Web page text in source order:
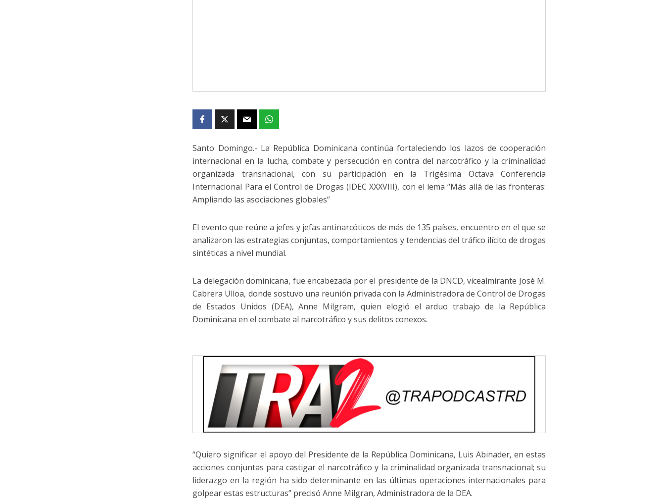
Santo Domingo.- La República Dominicana continúa fortaleciendo los lazos de cooperación
internacional en la lucha, combate y persecución en contra del narcotráfico y la criminalidad
organizada transnacional, con su participación en la Trigésima Octava Conferencia
Internacional Para el Control de Drogas (IDEC XXXVIII), con el lema “Más allá de las fronteras:
Ampliando las asociaciones globales”
El evento que reúne a jefes y jefas antinarcóticos de más de 135 países, encuentro en el que se
analizaron las estrategias conjuntas, comportamientos y tendencias del tráfico ilícito de drogas
sintéticas a nivel mundial.
La delegación dominicana, fue encabezada por el presidente de la DNCD, vicealmirante José M.
Cabrera Ulloa, donde sostuvo una reunión privada con la Administradora de Control de Drogas
de Estados Unidos (DEA), Anne Milgram, quien elogió el arduo trabajo de la República
Dominicana en el combate al narcotráfico y sus delitos conexos.
“Quiero significar el apoyo del Presidente de la República Dominicana, Luis Abinader, en estas
acciones conjuntas para castigar el narcotráfico y la criminalidad organizada transnacional; su
liderazgo en la región ha sido determinante en las últimas operaciones internacionales para
golpear estas estructuras” precisó Anne Milgran, Administradora de la DEA.